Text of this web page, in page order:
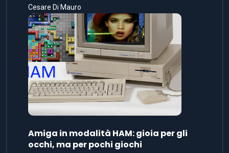
Cesare Di Mauro
Amiga in modalità HAM: gioia per gli
occhi, ma per pochi giochi